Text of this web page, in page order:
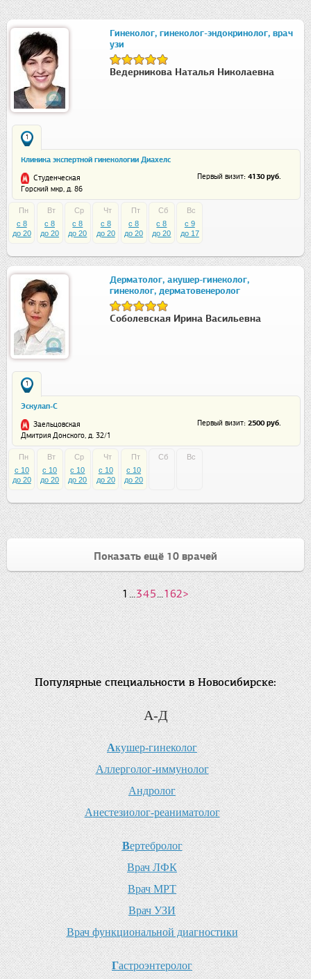
Гинеколог, гинеколог-эндокринолог, врач
узи
Ведерникова Наталья Николаевна
1
Клиника экспертной гинекологии Диахелс
Студенческая
Горский мкр, д. 86
Первый визит: 4130 руб.
Пн
c 8
до 20
Вт
c 8
до 20
Ср
c 8
до 20
Чт
c 8
до 20
Пт
c 8
до 20
Сб
c 8
до 20
Вс
c 9
до 17
Дерматолог, акушер-гинеколог,
гинеколог, дерматовенеролог
Соболевская Ирина Васильевна
1
Эскулап-С
Заельцовская
Дмитрия Донского, д. 32/1
Первый визит: 2500 руб.
Пн
c 10
до 20
Вт
c 10
до 20
Ср
c 10
до 20
Чт
c 10
до 20
Пт
c 10
до 20
Сб Вс
Показать ещё 10 врачей
1...345...162>
Популярные специальности в Новосибирске:
А-Д
Акушер-гинеколог
Аллерголог-иммунолог
Андролог
Анестезиолог-реаниматолог
Вертебролог
Врач ЛФК
Врач МРТ
Врач УЗИ
Врач функциональной диагностики
Гастроэнтеролог